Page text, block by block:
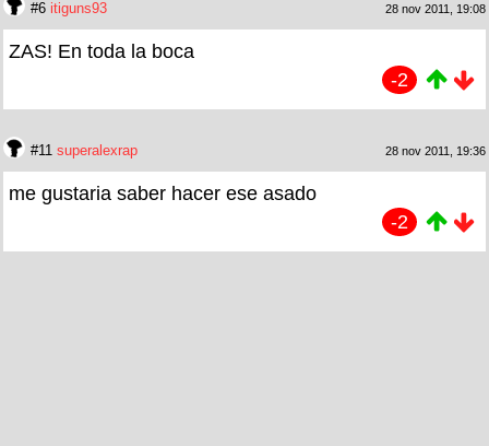
#6 itiguns93 28 nov 2011, 19:08
ZAS! En toda la boca
-2
#11 superalexrap 28 nov 2011, 19:36
me gustaria saber hacer ese asado
-2